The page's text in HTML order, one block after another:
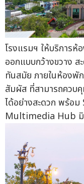
โรงแรมฯ ให้บริการ
ออกแบบกว้างขวาง
ทันสมัย ภายในห้องพั
สัมผัส ที่สามารถควบ
ได้อย่างสะดวก พร้อ
Multimedia Hub มิ